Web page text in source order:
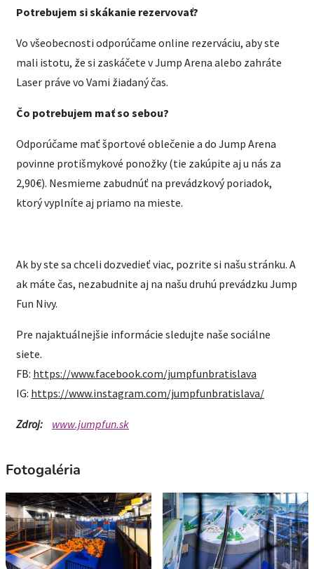
Potrebujem si skákanie rezervovať?
Vo všeobecnosti odporúčame online rezerváciu, aby ste
mali istotu, že si zaskáčete v Jump Arena alebo zahráte
Laser práve vo Vami žiadaný čas.
Čo potrebujem mať so sebou?
Odporúčame mať športové oblečenie a do Jump Arena
povinne protišmykové ponožky (tie zakúpite aj u nás za
2,90€). Nesmieme zabudnúť na prevádzkový poriadok,
ktorý vyplníte aj priamo na mieste.
Ak by ste sa chceli dozvedieť viac, pozrite si našu stránku. A
ak máte čas, nezabudnite aj na našu druhú prevádzku Jump
Fun Nivy.
Pre najaktuálnejšie informácie sledujte naše sociálne
siete.
FB: https://www.facebook.com/jumpfunbratislava
IG: https://www.instagram.com/jumpfunbratislava/
Zdroj: www.jumpfun.sk
Fotogaléria